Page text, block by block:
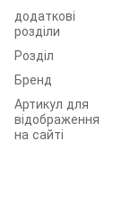
додаткові
розділи
Розділ
Бренд
Артикул для
відображення
на сайті